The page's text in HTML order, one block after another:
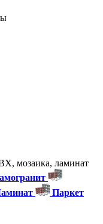
мозаика, ламинат
Паркет